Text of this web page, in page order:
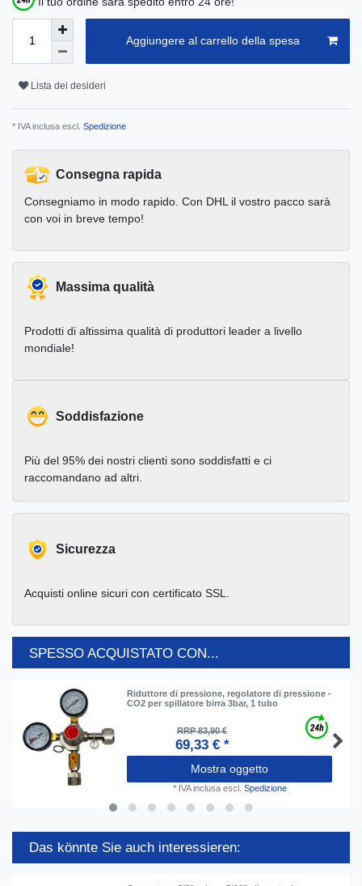
Aggiungere al carrello della spesa
Lista dei desideri
* IVA inclusa escl. Spedizione
Consegna rapida
Consegniamo in modo rapido. Con DHL il vostro pacco sarà
con voi in breve tempo!
Massima qualità
Prodotti di altissima qualità di produttori leader a livello
mondiale!
Soddisfazione
Più del 95% dei nostri clienti sono soddisfatti e ci
raccomandano ad altri.
Sicurezza
Acquisti online sicuri con certificato SSL.
SPESSO ACQUISTATO CON...
Riduttore di pressione, regolatore di pressione -
CO2 per spillatore birra 3bar, 1 tubo
RRP 83,90 €
69,33 € *
Mostra oggetto
* IVA inclusaescl. Spedizione
Das könnte Sie auch interessieren: